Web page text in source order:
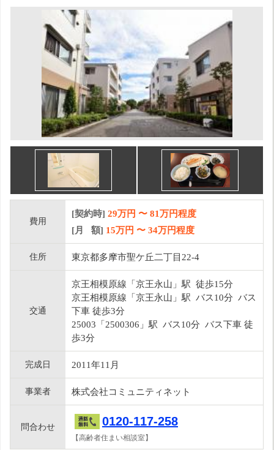
費用
[契約時] 29万円 〜 81万円程度
[月 額] 15万円 〜 34万円程度
住所 東京都多摩市聖ケ丘二丁目22-4
交通
京王相模原線「京王永山」駅 徒歩15分
京王相模原線「京王永山」駅 バス10分 バス
下車 徒歩3分
25003「2500306」駅 バス10分 バス下車 徒
歩3分
完成日 2011年11月
事業者 株式会社コミュニティネット
問合わせ 0120-117-258
【高齢者住まい相談室】